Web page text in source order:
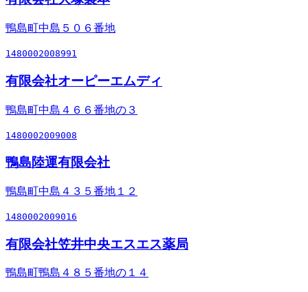
鴨島町中島５０６番地
1480002008991
有限会社オーピーエムディ
鴨島町中島４６６番地の３
1480002009008
鴨島陸運有限会社
鴨島町中島４３５番地１２
1480002009016
有限会社笠井中央エスエス薬局
鴨島町鴨島４８５番地の１４